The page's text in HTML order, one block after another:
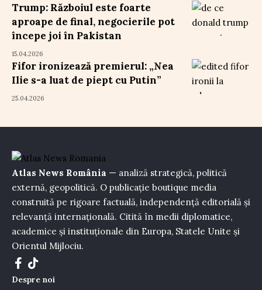
Trump: Războiul este foarte
aproape de final, negocierile pot
începe joi în Pakistan
15.04.2026
Fifor ironizează premierul: „Nea
Ilie s-a luat de piept cu Putin”
25.04.2026
Atlas News România — analiză strategică, politică
externă, geopolitică. O publicație boutique media
construită pe rigoare factuală, independență editorială și
relevanță internațională. Citită în medii diplomatice,
academice și instituționale din Europa, Statele Unite și
Orientul Mijlociu.
Despre noi